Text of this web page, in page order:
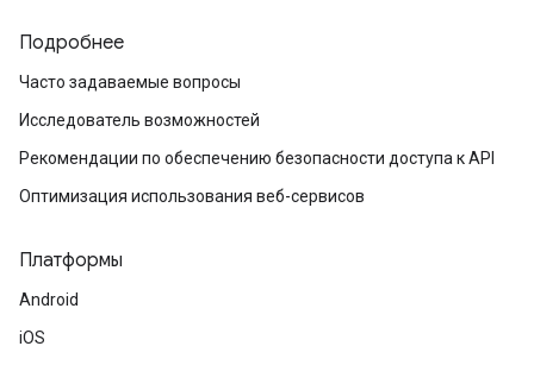
Подробнее
Часто задаваемые вопросы
Исследователь возможностей
Рекомендации по обеспечению безопасности доступа к API
Оптимизация использования веб-сервисов
Платформы
Android
iOS